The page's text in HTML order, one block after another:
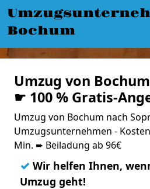
Bochum
Umzug von
☛ 100 % Gratis-
Umzug von Bochum nach
Umzugsunternehmen -
Min. ➨ Beiladung ab 96€
✓ Wir helfen Ihnen,
Umzug geht!